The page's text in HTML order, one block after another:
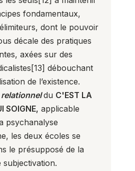
fondamentaux,
dont le pouvoir
décale des pratiques
axées sur des
[13] débouchant
de l’existence.
relationnel du C'EST LA
SOIGNE, applicable
psychanalyse
les deux écoles se
le présupposé de la
subjectivation.